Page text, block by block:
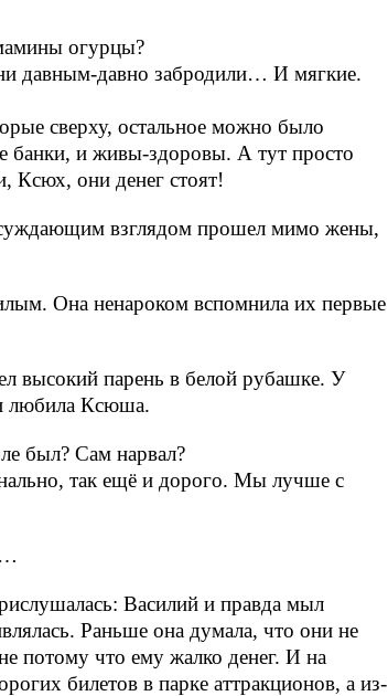
огурцы?
давным-давно забродили… И мягкие.
сверху, остальное можно было
банки, и живы-здоровы. А тут просто
Ксюх, они денег стоят!
взглядом прошел мимо жены,
Она ненароком вспомнила их первые
высокий парень в белой рубашке. У
любила Ксюша.
был? Сам нарвал?
так ещё и дорого. Мы лучше с
Василий и правда мыл
Раньше она думала, что они не
потому что ему жалко денег. И на
билетов в парке аттракционов, а из-